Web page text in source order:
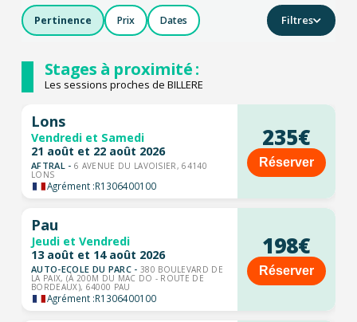
Pertinence Prix Dates Filtres
Stages à proximité :
Les sessions proches de BILLERE
Lons
Vendredi et Samedi
21 août et 22 août 2026
AFTRAL - 6 AVENUE DU LAVOISIER, 64140
LONS
Agrément :R1306400100
235€
Réserver
Pau
Jeudi et Vendredi
13 août et 14 août 2026
AUTO-ECOLE DU PARC - 380 BOULEVARD DE
LA PAIX, (À 200M DU MAC DO - ROUTE DE
BORDEAUX), 64000 PAU
Agrément :R1306400100
198€
Réserver